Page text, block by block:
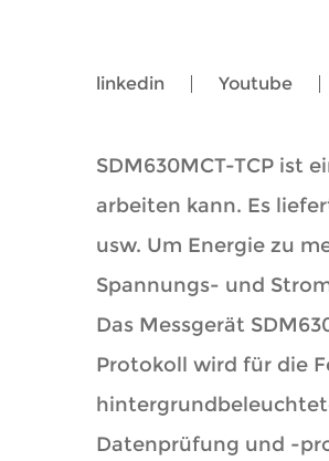
linkedin Youtube
SDM630MCT-TCP ist
arbeiten kann. Es
usw. Um Energie zu
Spannungs- und
Das Messgerät
Protokoll wird für die
Datenprüfung und -